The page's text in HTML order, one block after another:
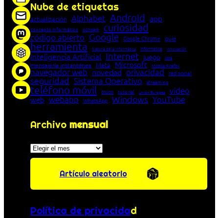
Nube de etiquetas
actualización Alphabet Android app
concepto informático consejo curiosidad
código abierto Google Google Chrome guía
herramienta historia de la Informática Informática innovación
Inteligencia Artificial Internet juego lista
mensajería instantánea Meta Microsoft Mozilla Firefox
navegador web novedad privacidad red social
seguridad Sistema Operativo streaming
teléfono móvil truco tutorial Unión Europea vídeo
web webapp WhatsApp Windows YouTube
Archivo mensual
Archivos
Artículo aleatorio
Política de privacidad